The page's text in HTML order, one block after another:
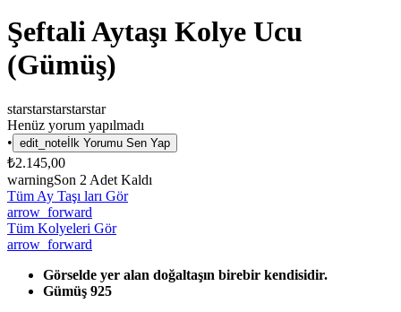
Şeftali Aytaşı Kolye Ucu
(Gümüş)
starstarstarstarstar
Henüz yorum yapılmadı
• edit_note İlk Yorumu Sen Yap
₺2.145,00
warningSon 2 Adet Kaldı
Tüm Ay Taşı ları Gör
arrow_forward
Tüm Kolyeleri Gör
arrow_forward
Görselde yer alan doğaltaşın birebir kendisidir.
Gümüş 925